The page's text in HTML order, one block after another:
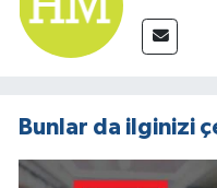
Bunlar da ilginizi